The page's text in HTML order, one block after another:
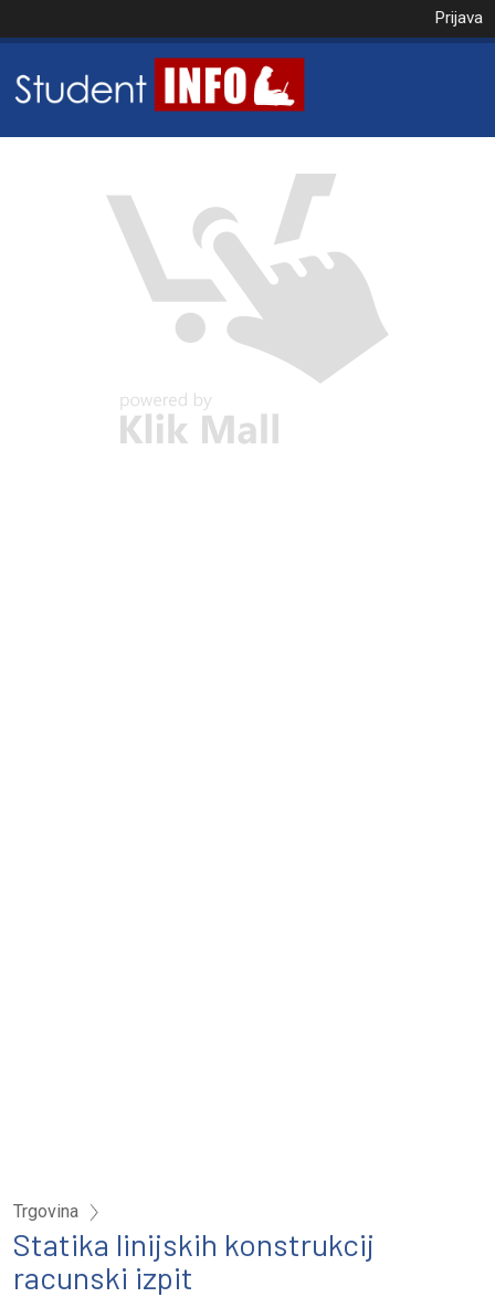
Prijava
VAŠA KOŠARICA JE
Trgovina
Statika linijskih konstrukcij
racunski izpit